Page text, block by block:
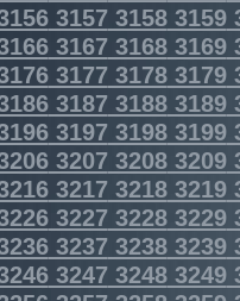
3157 31583159
3167 31683169
317731783179
3187 31883189
3197 31983199
3207 32083209
3217 32183219
3227 32283229
3237 32383239
3247 32483249